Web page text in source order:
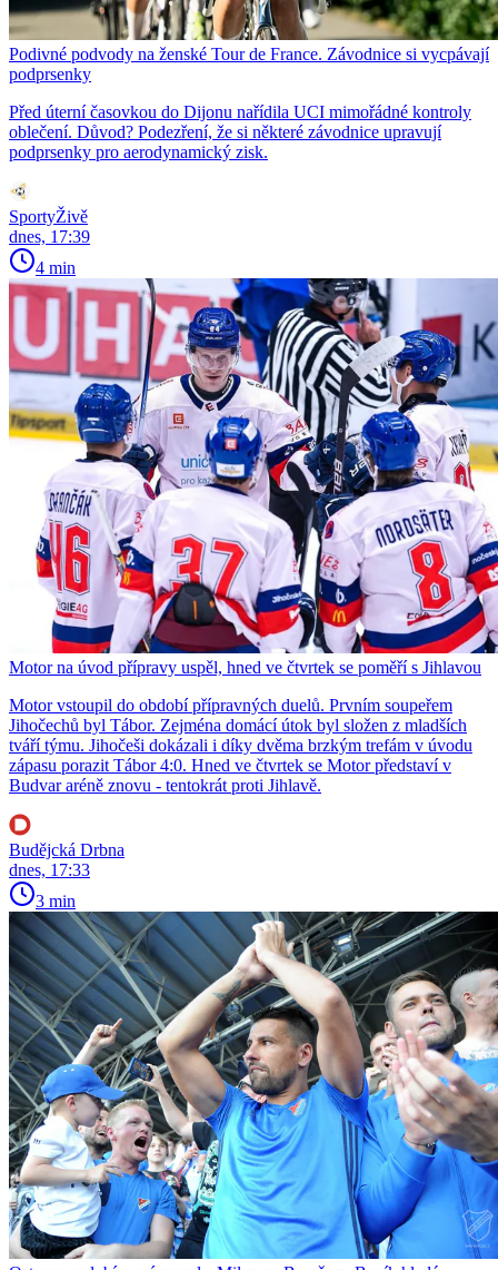
Podivné podvody na ženské Tour de France. Závodnice si vycpávají
podprsenky
Před úterní časovkou do Dijonu nařídila UCI mimořádné kontroly
oblečení. Důvod? Podezření, že si některé závodnice upravují
podprsenky pro aerodynamický zisk.
SportyŽivě
dnes, 17:39
4 min
Motor na úvod přípravy uspěl, hned ve čtvrtek se poměří s Jihlavou
Motor vstoupil do období přípravných duelů. Prvním soupeřem
Jihočechů byl Tábor. Zejména domácí útok byl složen z mladších
tváří týmu. Jihočeši dokázali i díky dvěma brzkým trefám v úvodu
zápasu porazit Tábor 4:0. Hned ve čtvrtek se Motor představí v
Budvar aréně znovu - tentokrát proti Jihlavě.
Budějcká Drbna
dnes, 17:33
3 min